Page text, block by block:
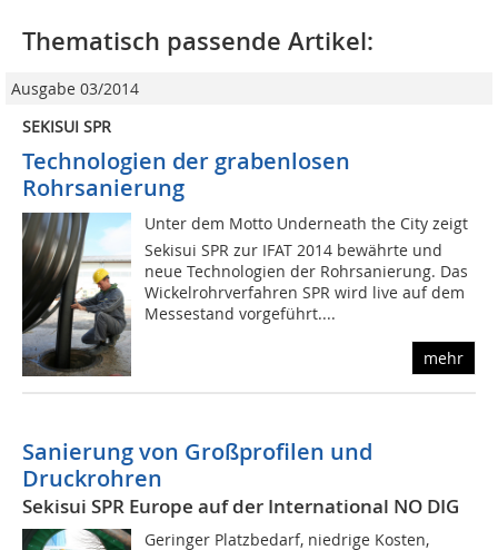
Thematisch passende Artikel:
Ausgabe 03/2014
SEKISUI SPR
Technologien der grabenlosen
Rohrsanierung
Unter dem Motto Underneath the City zeigt
Sekisui SPR zur IFAT 2014 bewährte und
neue Technologien der Rohrsanierung. Das
Wickelrohrverfahren SPR wird live auf dem
Messestand vorgeführt....
mehr
Sanierung von Großprofilen und
Druckrohren
Sekisui SPR Europe auf der International NO DIG
Geringer Platzbedarf, niedrige Kosten,